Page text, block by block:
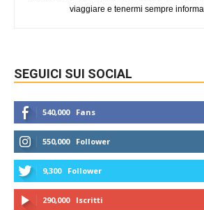
viaggiare e tenermi sempre
SEGUICI SUI SOCIAL
540,000 Fans
550,000 Follower
9,300 Follower
290,000 Iscritti